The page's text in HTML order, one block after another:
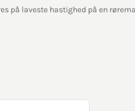
på laveste hastighed på en